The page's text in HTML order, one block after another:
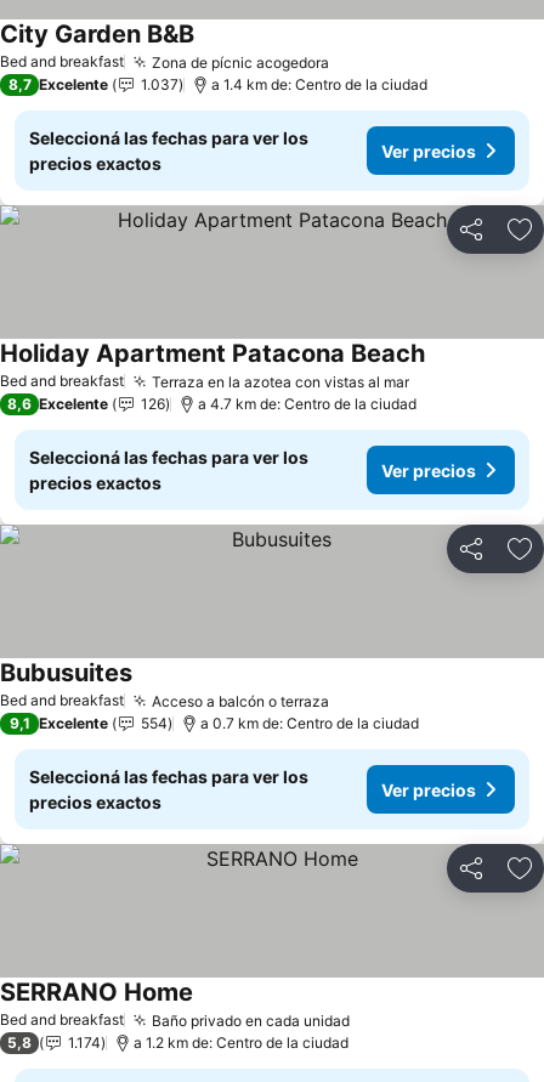
Bed and breakfast Zona de pícnic acogedora
City Garden B&BVer precios
8,7 Excelente 1.037 a 1.4 km de: Centro de la ciudad
Seleccioná las fechas para ver los
precios exactos
Ver precios
Compartir
Bed and breakfast Terraza en la azotea con vistas al marVer precios
Holiday Apartment Patacona BeachVer precios
8,6 Excelente 126 a 4.7 km de: Centro de la ciudad
Seleccioná las fechas para ver los
precios exactos
Ver precios
Compartir
Bed and breakfast Acceso a balcón o terraza
BubusuitesVer precios
9,1 Excelente 554 a 0.7 km de: Centro de la ciudad
Seleccioná las fechas para ver los
precios exactos
Ver precios
Compartir
Bed and breakfast Baño privado en cada unidadVer precios
SERRANO Home
5,8 1.174 a 1.2 km de: Centro de la ciudad